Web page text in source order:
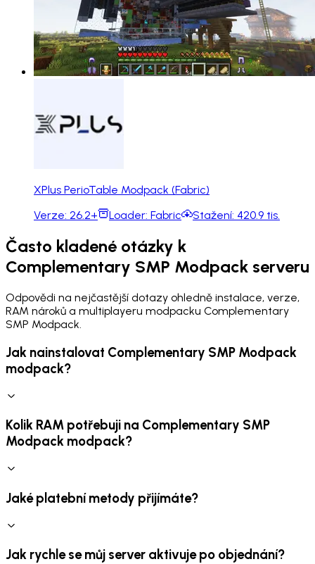
XPlus PerioTable Modpack (Fabric)
Verze: 26.2+ Loader: Fabric Stažení: 420.9 tis.
Často kladené otázky k
Complementary SMP Modpack serveru
Odpovědi na nejčastější dotazy ohledně instalace, verze,
RAM nároků a multiplayeru modpacku Complementary
SMP Modpack.
Jak nainstalovat Complementary SMP Modpack
modpack?
Kolik RAM potřebuji na Complementary SMP
Modpack modpack?
Jaké platební metody přijímáte?
Jak rychle se můj server aktivuje po objednání?